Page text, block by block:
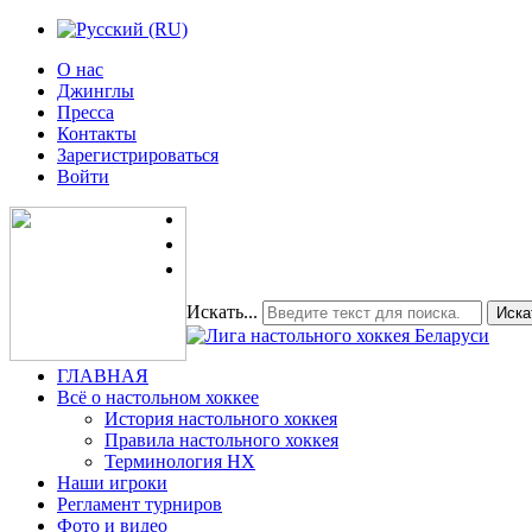
О нас
Джинглы
Пресса
Контакты
Зарегистрироваться
Войти
Искать...
ГЛАВНАЯ
Всё о настольном хоккее
История настольного хоккея
Правила настольного хоккея
Терминология НХ
Наши игроки
Регламент турниров
Фото и видео